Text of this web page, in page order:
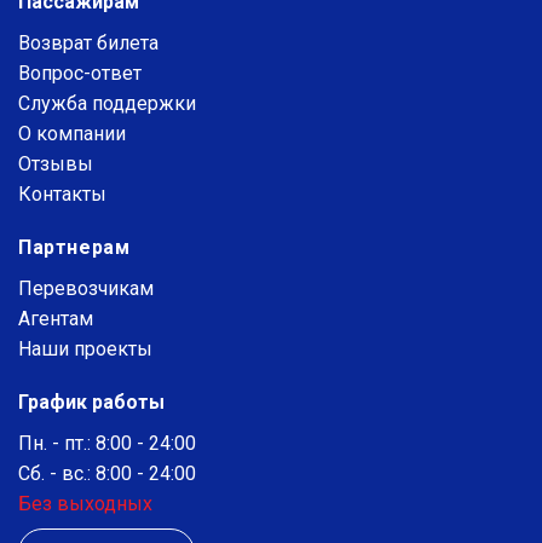
Возврат билета
Вопрос-ответ
Служба поддержки
О компании
Отзывы
Контакты
Партнерам
Перевозчикам
Агентам
Наши проекты
График работы
Пн. - пт.: 8:00 - 24:00
Сб. - вс.: 8:00 - 24:00
Без выходных